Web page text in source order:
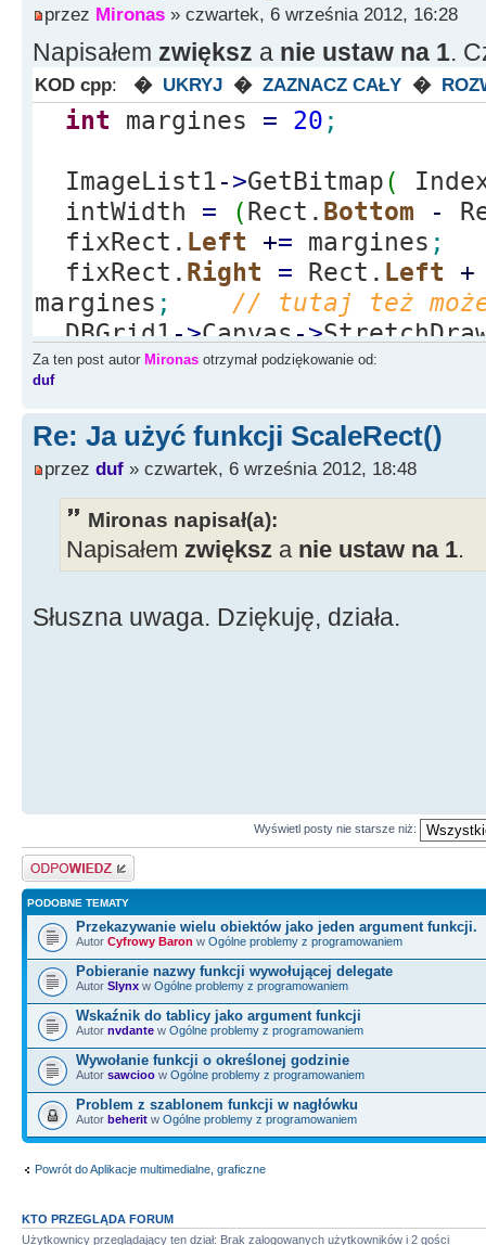
przez Mironas » czwartek, 6 września 2012, 16:28
Napisałem zwiększ a nie ustaw na 1.
KOD cpp: � UKRYJ � ZAZNACZ CAŁY �
int margines = 20 ;
ImageList1->GetBitmap(
intWidth = (Rect. Bottom -
fixRect. Left += margines ;
fixRect. Right = Rect. Left +
margines ;
// tutaj też
DBGrid1 ->Canvas ->
);
Za ten post autor Mironas otrzymał podziękowanie od:
duf
Re: Ja użyć funkcji ScaleRect()
przez duf » czwartek, 6 września 2012, 18:48
Mironas napisał(a):
Napisałem zwiększ a nie ustaw na 1.
Słuszna uwaga. Dziękuję, działa.
Wyświetl posty nie starsze niż:
Odpowiedz
PODOBNE TEMATY
Przekazywanie wielu obiektów jako jeden argument funkcji.
Autor Cyfrowy Baron w Ogólne problemy z programowaniem
Pobieranie nazwy funkcji wywołującej delegate
Autor Slynx w Ogólne problemy z programowaniem
Wskaźnik do tablicy jako argument funkcji
Autor nvdante w Ogólne problemy z programowaniem
Wywołanie funkcji o określonej godzinie
Autor sawcioo w Ogólne problemy z programowaniem
Problem z szablonem funkcji w nagłówku
Autor beherit w Ogólne problemy z programowaniem
Powrót do Aplikacje multimedialne, graficzne
KTO PRZEGLĄDA FORUM
Użytkownicy przeglądający ten dział: Brak zalogowanych użytkowników i 2 gości